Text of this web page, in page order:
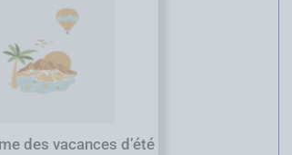
des vacances d’été